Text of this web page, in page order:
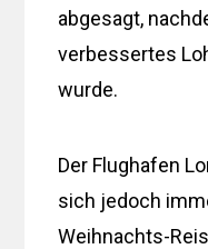
abgesagt,
verbessertes
wurde.
Der Flughafen
sich jedoch
Weihnachts-